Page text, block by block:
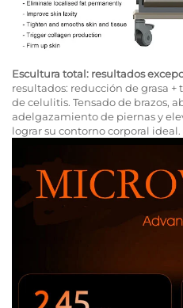
Escultura total: resultados
resultados: reducción de grasa
de celulitis. Tensado de brazos,
adelgazamiento de piernas y
lograr su contorno corporal ideal.